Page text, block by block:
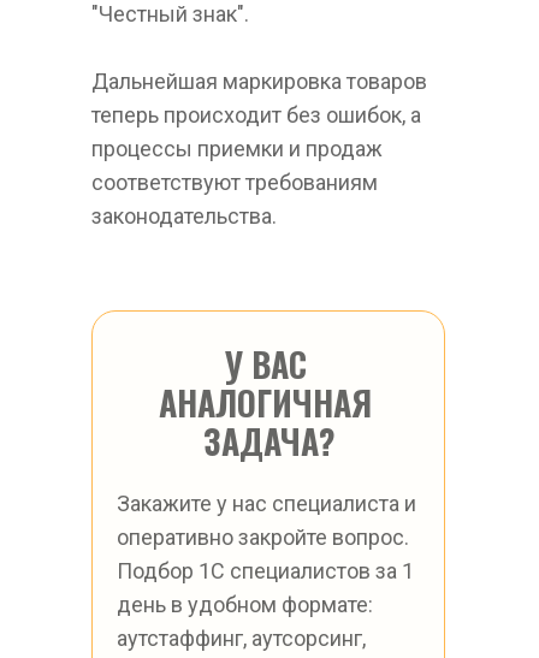
"Честный знак".
Дальнейшая маркировка товаров
теперь происходит без ошибок, а
процессы приемки и продаж
соответствуют требованиям
законодательства.
У ВАС
АНАЛОГИЧНАЯ
ЗАДАЧА?
Закажите у нас специалиста и
оперативно закройте вопрос.
Подбор 1С специалистов за 1
день в удобном формате:
аутстаффинг, аутсорсинг,